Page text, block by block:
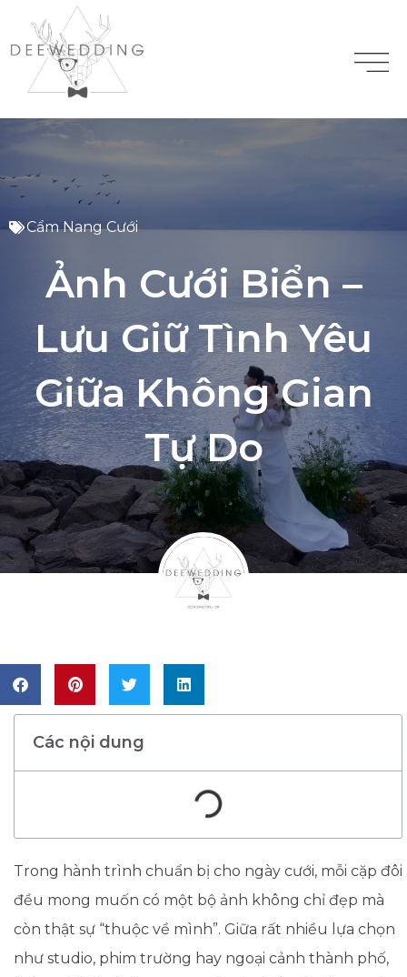
Cẩm Nang Cưới
Ảnh Cưới Biển –
Lưu Giữ Tình Yêu
Giữa Không Gian
Tự Do
Các nội dung
Trong hành trình chuẩn bị cho ngày cưới, mỗi cặp đôi
đều mong muốn có một bộ ảnh không chỉ đẹp mà
còn thật sự “thuộc về mình”. Giữa rất nhiều lựa chọn
như studio, phim trường hay ngoại cảnh thành phố,